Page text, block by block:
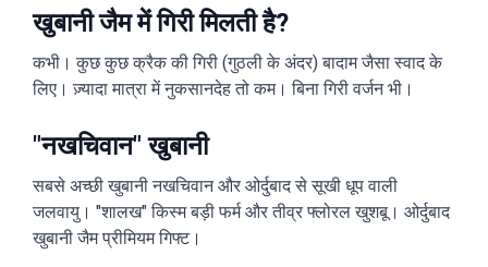
खुबानी जैम में गिरी मिलती है?
कभी। कुछ कुछ क्रैक की गिरी (गुठली के अंदर) बादाम जैसा स्वाद के
लिए। ज़्यादा मात्रा में नुकसानदेह तो कम। बिना गिरी वर्जन भी।
"नखचिवान" खुबानी
सबसे अच्छी खुबानी नखचिवान और ओर्दुबाद से सूखी धूप वाली
जलवायु। "शालख" किस्म बड़ी फर्म और तीव्र फ्लोरल खुशबू। ओर्दुबाद
खुबानी जैम प्रीमियम गिफ्ट।